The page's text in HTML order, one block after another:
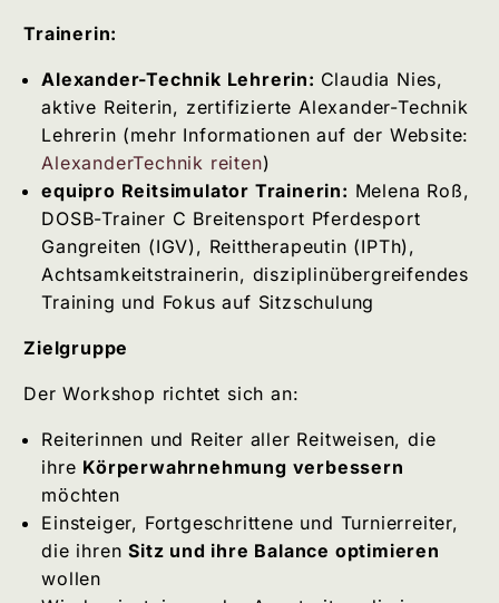
Trainerin:
Alexander-Technik Lehrerin: Claudia Nies,
aktive Reiterin, zertifizierte Alexander-Technik
Lehrerin (mehr Informationen auf der Website:
AlexanderTechnik reiten)
equipro Reitsimulator Trainerin: Melena Roß,
DOSB-Trainer C Breitensport Pferdesport
Gangreiten (IGV), Reittherapeutin (IPTh),
Achtsamkeitstrainerin, disziplinübergreifendes
Training und Fokus auf Sitzschulung
Zielgruppe
Der Workshop richtet sich an:
Reiterinnen und Reiter aller Reitweisen, die
ihre Körperwahrnehmung verbessern
möchten
Einsteiger, Fortgeschrittene und Turnierreiter,
die ihrenSitz und ihre Balance optimieren
wollen